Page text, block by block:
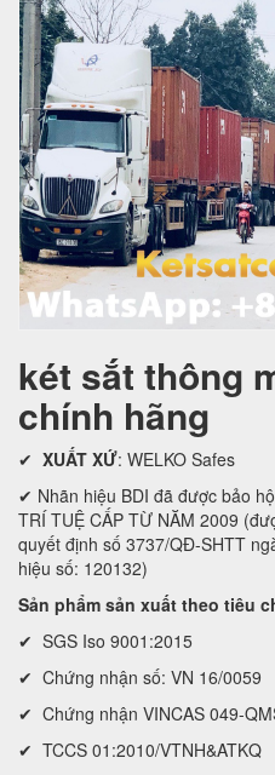
két sắt thông
chính hãng
✔ XUẤT XỨ: WELKO Safes
✔ Nhãn hiệu BDI đã được bảo
TRÍ TUỆ CẤP TỪ NĂM 2009
quyết định số 3737/QĐ-SHTT
hiệu số: 120132)
Sản phẩm sản xuất theo tiêu
✔ SGS Iso 9001:2015
✔ Chứng nhận số: VN 16/0059
✔ Chứng nhận VINCAS 049-
✔ TCCS 01:2010/VTNH&ATKQ